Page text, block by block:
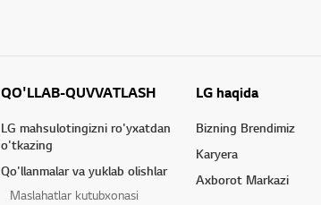
QO'LLAB-QUVVATLASH
LG mahsulotingizni ro'yxatdan
o'tkazing
Qo'llanmalar va yuklab olishlar
Maslahatlar kutubxonasi
LG haqida
Bizning Brendimiz
Karyera
Axborot Markazi